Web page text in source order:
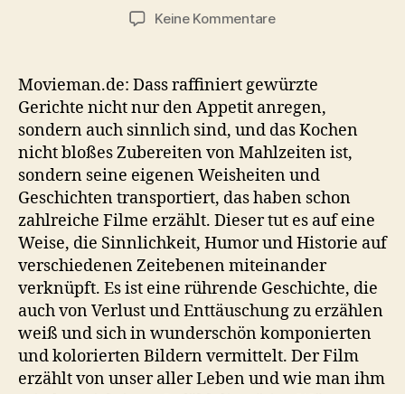
Keine Kommentarezu
Koriander
Movieman.de: Dass raffiniert gewürzte
Gerichte nicht nur den Appetit anregen,
sondern auch sinnlich sind, und das Kochen
nicht bloßes Zubereiten von Mahlzeiten ist,
sondern seine eigenen Weisheiten und
Geschichten transportiert, das haben schon
zahlreiche Filme erzählt. Dieser tut es auf eine
Weise, die Sinnlichkeit, Humor und Historie auf
verschiedenen Zeitebenen miteinander
verknüpft. Es ist eine rührende Geschichte, die
auch von Verlust und Enttäuschung zu erzählen
weiß und sich in wunderschön komponierten
und kolorierten Bildern vermittelt. Der Film
erzählt von unser aller Leben und wie man ihm